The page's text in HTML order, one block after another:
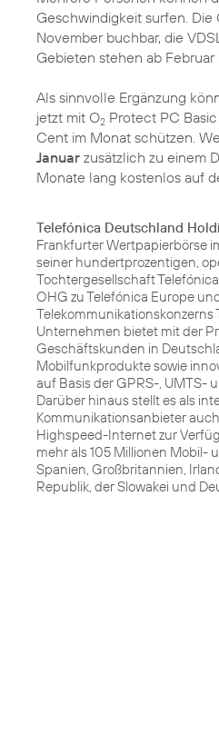
Geschwindigkeit surfen. Die
November buchbar, die
Gebieten stehen ab Februar
Als sinnvolle Ergänzung
jetzt mit O2 Protect PC
Cent im Monat schützen.
Januar zusätzlich zu einem
Monate lang kostenlos auf
Telefónica Deutschland
Frankfurter Wertpapierbörse
seiner hundertprozentigen,
Tochtergesellschaft
OHG zu Telefónica Europe
Telekommunikationskonzerns
Unternehmen bietet mit der
Geschäftskunden in
Mobilfunkprodukte sowie
auf Basis der GPRS-, UMTS-
Darüber hinaus stellt es als
Kommunikationsanbieter
Highspeed-Internet zur
mehr als 105 Millionen Mobil-
Spanien, Großbritannien,
Republik, der Slowakei und